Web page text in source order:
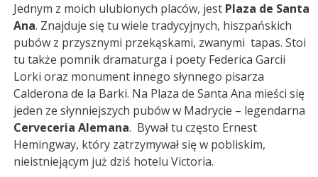
Jednym z moich ulubionych placów, jest Plaza de Santa
Ana. Znajduje się tu wiele tradycyjnych, hiszpańskich
pubów z przysznymi przekąskami, zwanymi tapas. Stoi
tu także pomnik dramaturga i poety Federica Garcii
Lorki oraz monument innego słynnego pisarza
Calderona de la Barki. Na Plaza de Santa Ana mieści się
jeden ze słynniejszych pubów w Madrycie – legendarna
Cerveceria Alemana. Bywał tu często Ernest
Hemingway, który zatrzymywał się w pobliskim,
nieistniejącym już dziś hotelu Victoria.